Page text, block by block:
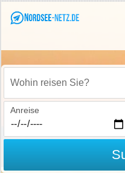
Wohin reisen Sie?
Anreise